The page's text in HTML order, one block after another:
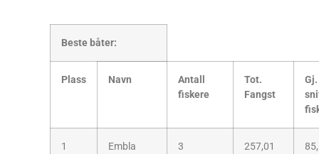
Beste båter:
Plass Navn
Antall
fiskere
Tot.
Fangst
Gj.
1 Embla 3
257,01